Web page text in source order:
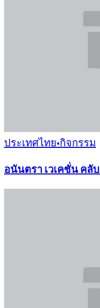
ประเทศไทย•กิจกรรม
อนันตรา เวเคชั่น คลั